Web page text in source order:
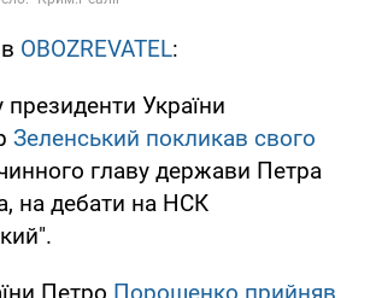
OBOZREVATEL:
президенти України
Зеленський покликав свого
главу держави Петра
на дебати на НСК